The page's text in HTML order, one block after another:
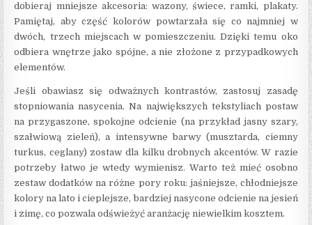
dobieraj mniejsze akcesoria: wazony, świece, ramki, plakaty.
Pamiętaj, aby część kolorów powtarzała się co najmniej w
dwóch, trzech miejscach w pomieszczeniu. Dzięki temu oko
odbiera wnętrze jako spójne, a nie złożone z przypadkowych
elementów.
Jeśli obawiasz się odważnych kontrastów, zastosuj zasadę
stopniowania nasycenia. Na największych tekstyliach postaw
na przygaszone, spokojne odcienie (na przykład jasny szary,
szałwiową zieleń), a intensywne barwy (musztarda, ciemny
turkus, ceglany) zostaw dla kilku drobnych akcentów. W razie
potrzeby łatwo je wtedy wymienisz. Warto też mieć osobno
zestaw dodatków na różne pory roku: jaśniejsze, chłodniejsze
kolory na lato i cieplejsze, bardziej nasycone odcienie na jesień
i zimę, co pozwala odświeżyć aranżację niewielkim kosztem.